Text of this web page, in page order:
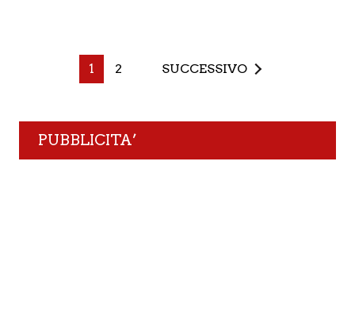
1 2 SUCCESSIVO
PUBBLICITA’